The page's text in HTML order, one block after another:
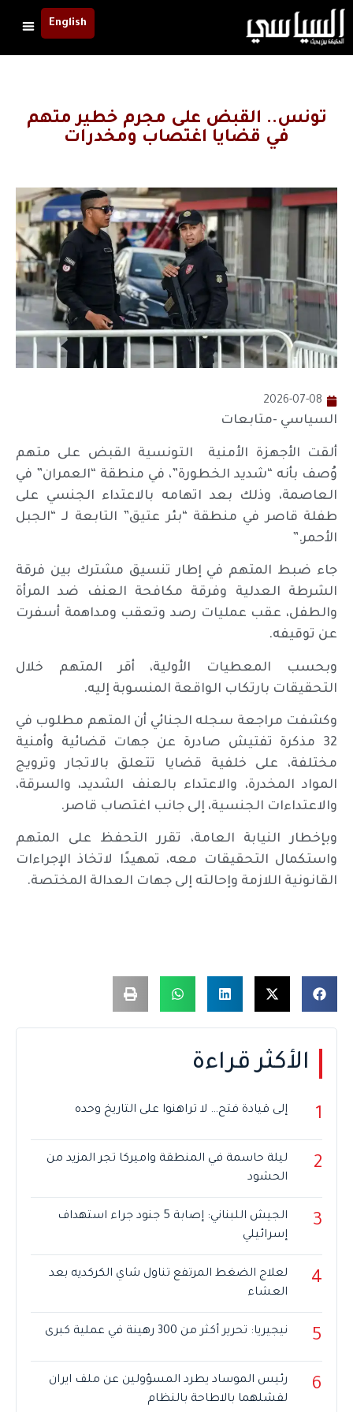
English
تونس.. القبض على مجرم خطير متهم
في قضايا اغتصاب ومخدرات
2026-07-08
السياسي -متابعات
ألقت الأجهزة الأمنية التونسية القبض على متهم
وُصف بأنه “شديد الخطورة”، في منطقة “العمران” في
العاصمة، وذلك بعد اتهامه بالاعتداء الجنسي على
طفلة قاصر في منطقة “بئر عتيق” التابعة لـ “الجبل
الأحمر.”
جاء ضبط المتهم في إطار تنسيق مشترك بين فرقة
الشرطة العدلية وفرقة مكافحة العنف ضد المرأة
والطفل، عقب عمليات رصد وتعقب ومداهمة أسفرت
عن توقيفه.
وبحسب المعطيات الأولية، أقر المتهم خلال
التحقيقات بارتكاب الواقعة المنسوبة إليه.
وكشفت مراجعة سجله الجنائي أن المتهم مطلوب في
32 مذكرة تفتيش صادرة عن جهات قضائية وأمنية
مختلفة، على خلفية قضايا تتعلق بالاتجار وترويج
المواد المخدرة، والاعتداء بالعنف الشديد، والسرقة،
والاعتداءات الجنسية، إلى جانب اغتصاب قاصر.
وبإخطار النيابة العامة، تقرر التحفظ على المتهم
واستكمال التحقيقات معه، تمهيدًا لاتخاذ الإجراءات
القانونية اللازمة وإحالته إلى جهات العدالة المختصة.
الأكثر قراءة
1 إلى قيادة فتح… لا تراهنوا على التاريخ وحده
2
ليلة حاسمة في المنطقة واميركا تجر المزيد من
الحشود
3
الجيش اللبناني: إصابة 5 جنود جراء استهداف
إسرائيلي
4
لعلاج الضغط المرتفع تناول شاي الكركديه بعد
العشاء
5 نيجيريا: تحرير أكثر من 300 رهينة في عملية كبرى
6
رئيس الموساد يطرد المسؤولين عن ملف ايران
لفشلهما بالاطاحة بالنظام